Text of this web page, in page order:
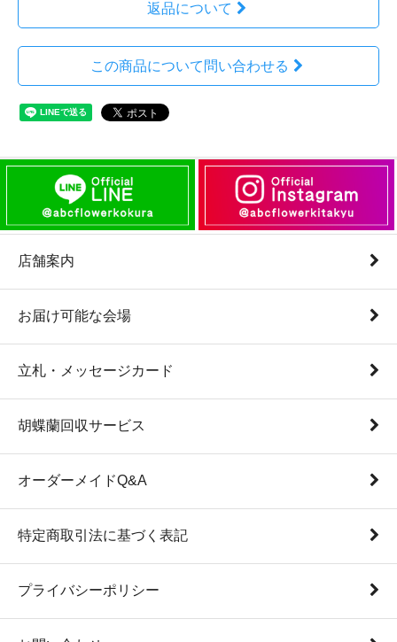
返品について
この商品について問い合わせる
店舗案内
お届け可能な会場
立札・メッセージカード
胡蝶蘭回収サービス
オーダーメイドQ&A
特定商取引法に基づく表記
プライバシーポリシー